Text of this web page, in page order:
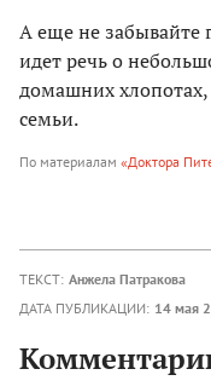
А еще не забывайте
идет речь о
домашних
семьи.
По материалам «Доктора
ТЕКСТ: Анжела Патракова
ДАТА ПУБЛИКАЦИИ: 14 мая